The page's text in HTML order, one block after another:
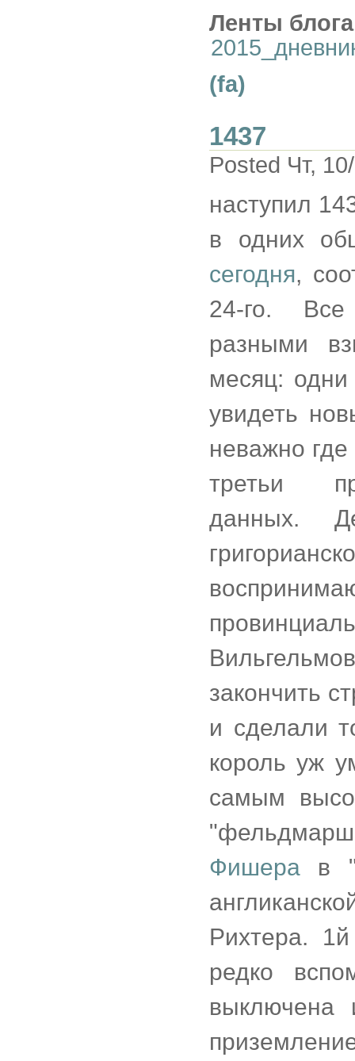
Ленты
(fa)
1437
Posted Чт,
наступил
в одних
сегодня,
24-го. Все
разными
месяц:
увидеть
неважно где
третьи
данных.
закончить
и сделали
король уж
самым
Фишера в
Рихтера.
редко